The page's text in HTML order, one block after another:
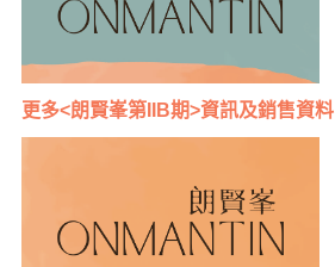
更多<朗賢峯第IIB期>資訊及銷售資料